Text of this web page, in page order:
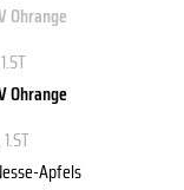
Ohrange
Ohrange
, 1.ST
Apfels